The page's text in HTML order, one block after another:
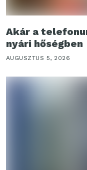
Akár a
nyári hőségben
AUGUSZTUS 5, 2026